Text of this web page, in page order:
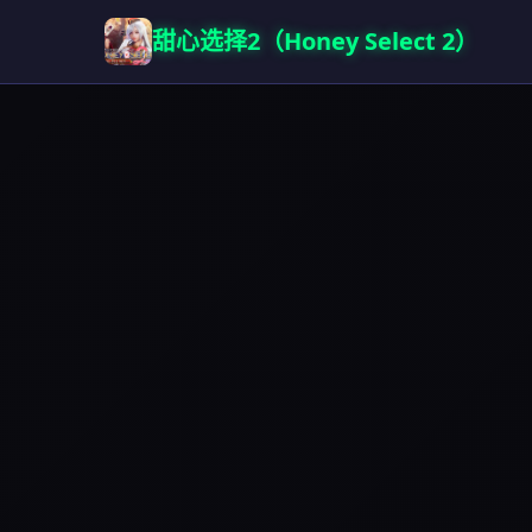
甜心选择2（Honey Select 2）